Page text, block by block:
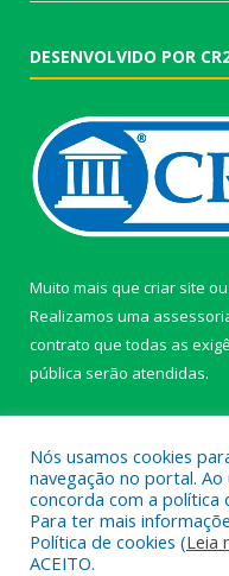
DESENVOLVIDO POR
Muito mais que criar site ou
Realizamos uma
contrato que todas as
pública serão atendidas.
Todos os direitos
Nós usamos cookies
navegação no portal.
concorda com a política
Para ter mais
Política de cookies (Leia
ACEITO.